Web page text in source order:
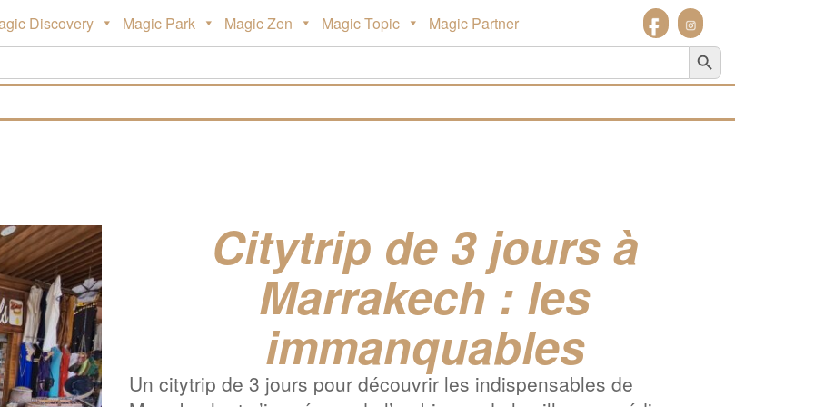
Discovery Magic Park Magic Zen Magic Topic
Magic Partner
Search Button
Citytrip de 3 jours à
Marrakech : les
immanquables
Un citytrip de 3 jours pour découvrir les indispensables de